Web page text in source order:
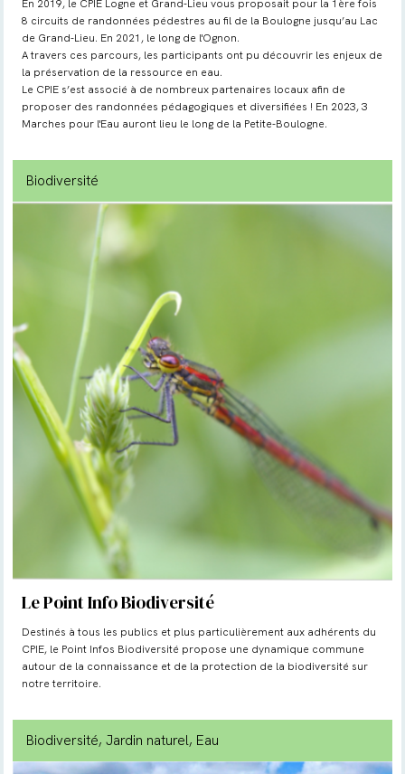
En 2019, le CPIE Logne et Grand-Lieu vous proposait pour la 1ère fois
8 circuits de randonnées pédestres au fil de la Boulogne jusqu’au Lac
de Grand-Lieu. En 2021, le long de l'Ognon.
A travers ces parcours, les participants ont pu découvrir les enjeux de
la préservation de la ressource en eau.
Le CPIE s’est associé à de nombreux partenaires locaux afin de
proposer des randonnées pédagogiques et diversifiées ! En 2023, 3
Marches pour l'Eau auront lieu le long de la Petite-Boulogne.
Biodiversité
Le Point Info Biodiversité
Destinés à tous les publics et plus particulièrement aux adhérents du
CPIE, le Point Infos Biodiversité propose une dynamique commune
autour de la connaissance et de la protection de la biodiversité sur
notre territoire.
Biodiversité, Jardin naturel, Eau